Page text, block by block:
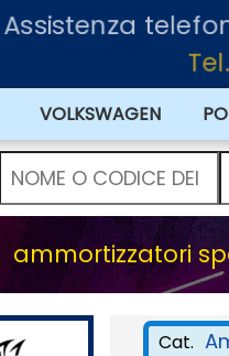
Assistenza
VOLKSWAGEN
ammortizzatori
Cat.